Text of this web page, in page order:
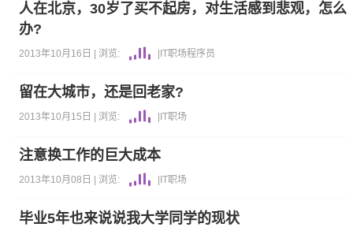
人在北京，30岁了买不起房，对生活感到悲观，怎么
办?
2013年10月16日 | 浏览: IT职场程序员
留在大城市，还是回老家?
2013年10月15日 | 浏览: IT职场
注意换工作的巨大成本
2013年10月08日 | 浏览: IT职场
毕业5年也来说说我大学同学的现状